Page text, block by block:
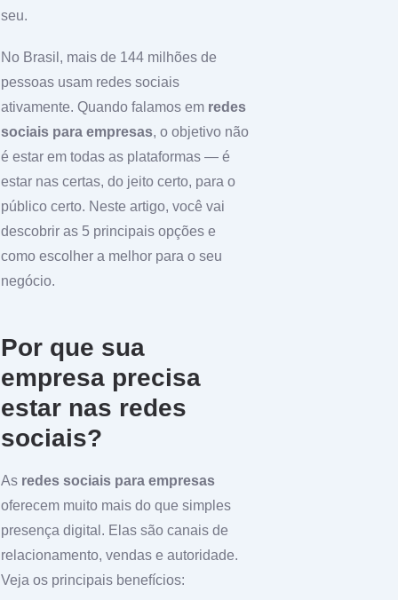
seu.
No Brasil, mais de 144 milhões de
pessoas usam redes sociais
ativamente. Quando falamos em redes
sociais para empresas, o objetivo não
é estar em todas as plataformas — é
estar nas certas, do jeito certo, para o
público certo. Neste artigo, você vai
descobrir as 5 principais opções e
como escolher a melhor para o seu
negócio.
Por que sua
empresa precisa
estar nas redes
sociais?
As redes sociais para empresas
oferecem muito mais do que simples
presença digital. Elas são canais de
relacionamento, vendas e autoridade.
Veja os principais benefícios: